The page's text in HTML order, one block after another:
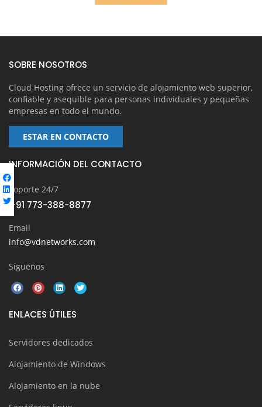
SOBRE NOSOTROS
Cloud Hosting ofrece un servicio de alojamiento web superior,
confiable y asequible para personas individuales y pequeñas
empresas en todo el mundo.
ESTAR EN CONTACTO
INFORMACIÓN DEL CONTACTO
Soporte 24/7
+91 773-388-8877
Email
info@vdnetworks.com
Síguenos
ENLACES ÚTILES
Servidores dedicados
Alojamiento de Windows
Alojamiento en la nube